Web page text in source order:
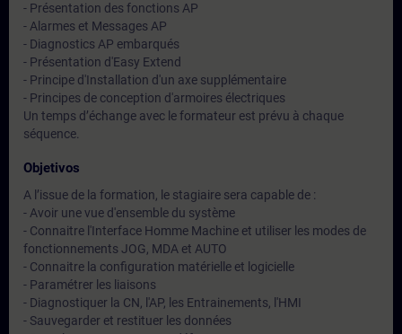
- Présentation des fonctions AP
- Alarmes et Messages AP
- Diagnostics AP embarqués
- Présentation d'Easy Extend
- Principe d'Installation d'un axe supplémentaire
- Principes de conception d'armoires électriques
Un temps d’échange avec le formateur est prévu à chaque
séquence.
Objetivos
A l’issue de la formation, le stagiaire sera capable de :
- Avoir une vue d'ensemble du système
- Connaitre l'Interface Homme Machine et utiliser les modes de
fonctionnements JOG, MDA et AUTO
- Connaitre la configuration matérielle et logicielle
- Paramétrer les liaisons
- Diagnostiquer la CN, l'AP, les Entrainements, l'HMI
- Sauvegarder et restituer les données